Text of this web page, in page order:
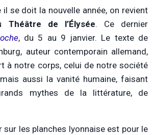
se doit la nouvelle année, on revient
Théâtre de l’Élysée. Ce dernier
, du 5 au 9 janvier. Le texte de
auteur contemporain allemand,
à notre corps, celui de notre société
aussi la vanité humaine, faisant
mythes de la littérature, de
sur les planches lyonnaise est pour le